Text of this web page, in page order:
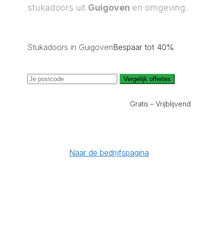
stukadoors uit Guigoven en omgeving.
Stukadoors in GuigovenBespaar tot 40%
Vergelijk offertes
Gratis – Vrijblijvend
Naar de bedrijfspagina